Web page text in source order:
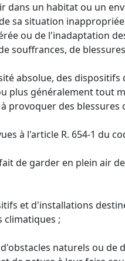
dans un habitat ou un
sa situation
ou de l'inadaptation
souffrances, de
absolue, des
plus généralement tout
provoquer des blessures
à l'article R. 654-1 du
de garder en plein air
et d'installations
climatiques ;
naturels ou de